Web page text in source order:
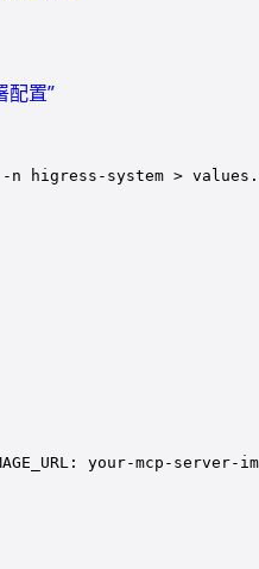
配置”
-n higress-system >
: your-mcp-server-